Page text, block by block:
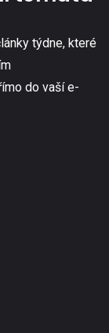
týdne, které
do vaší e-